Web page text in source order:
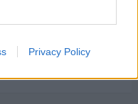
Privacy Policy
, MEGA , ΔΩΡΑ